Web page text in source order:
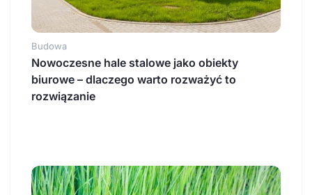
Budowa
Nowoczesne hale stalowe jako obiekty
biurowe – dlaczego warto rozważyć to
rozwiązanie